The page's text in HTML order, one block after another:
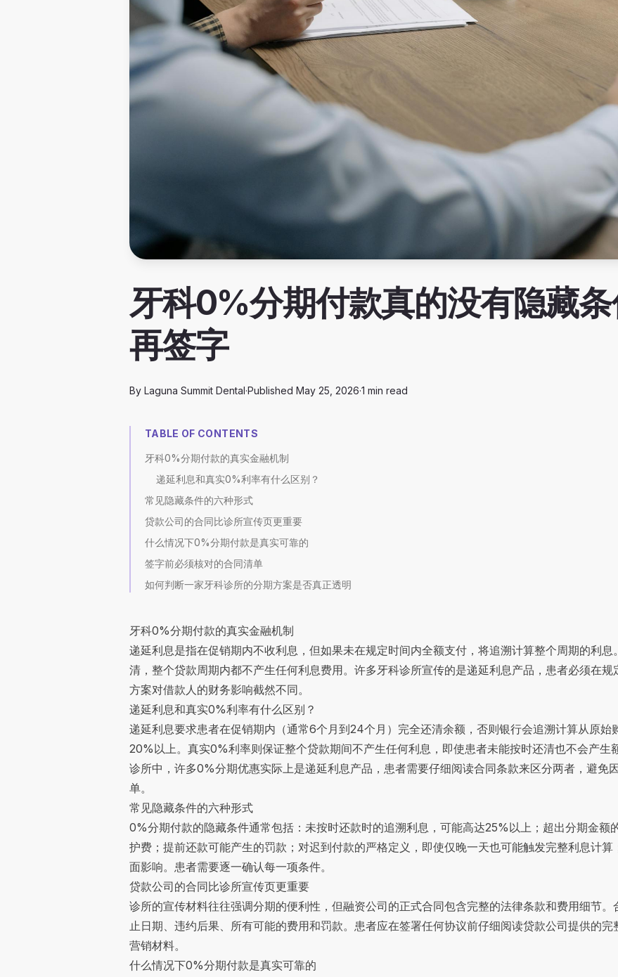
牙科0%分期付款真的没有隐藏
再签字
By Laguna Summit Dental ·Published May 25, 2026·1 min read
TABLE OF CONTENTS
牙科0%分期付款的真实金融机制
递延利息和真实0%利率有什么区别？
常见隐藏条件的六种形式
贷款公司的合同比诊所宣传页更重要
什么情况下0%分期付款是真实可靠的
签字前必须核对的合同清单
如何判断一家牙科诊所的分期方案是否真正透明
牙科0%分期付款的真实金融机制
递延利息是指在促销期内不收利息，但如果未在规定时间内全额支付，将追溯计算整个周期的利
清，整个贷款周期内都不产生任何利息费用。许多牙科诊所宣传的是递延利息产品，患者必须在
方案对借款人的财务影响截然不同。
递延利息和真实0%利率有什么区别？
递延利息要求患者在促销期内（通常6个月到24个月）完全还清余额，否则银行会追溯计算从原始
20%以上。真实0%利率则保证整个贷款期间不产生任何利息，即使患者未能按时还清也不会产生
诊所中，许多0%分期优惠实际上是递延利息产品，患者需要仔细阅读合同条款来区分两者，避免
单。
常见隐藏条件的六种形式
0%分期付款的隐藏条件通常包括：未按时还款时的追溯利息，可能高达25%以上；超出分期金额
护费；提前还款可能产生的罚款；对迟到付款的严格定义，即使仅晚一天也可能触发完整利息计
面影响。患者需要逐一确认每一项条件。
贷款公司的合同比诊所宣传页更重要
诊所的宣传材料往往强调分期的便利性，但融资公司的正式合同包含完整的法律条款和费用细节
止日期、违约后果、所有可能的费用和罚款。患者应在签署任何协议前仔细阅读贷款公司提供的
营销材料。
什么情况下0%分期付款是真实可靠的